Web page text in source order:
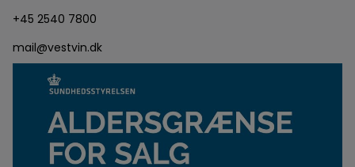
+45 2540 7800
mail@vestvin.dk